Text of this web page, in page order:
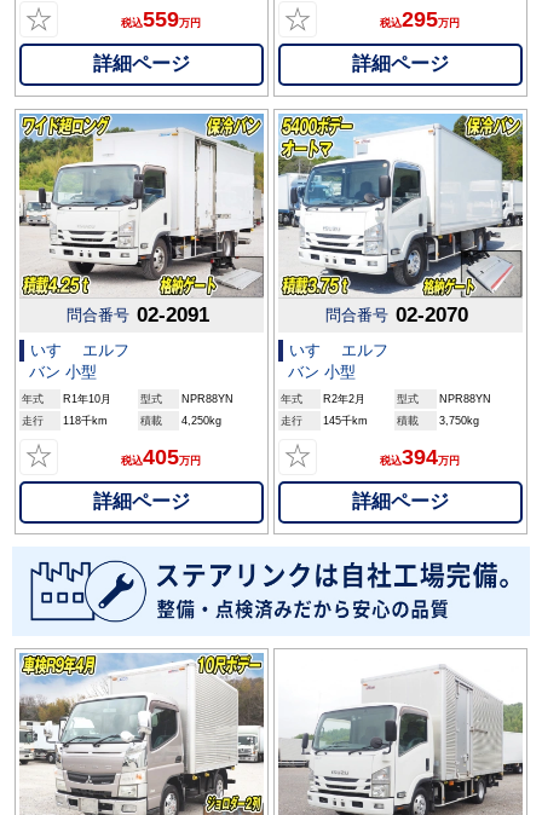
☆ 税込559万円
詳細ページ
☆ 税込295万円
詳細ページ
問合番号 02-2091
いすゞ エルフ
バン 小型
年式 R1年10月 型式
NPR88YN
走行
118千km 積載 4,250kg
☆ 税込405万円
詳細ページ
問合番号 02-2070
いすゞ エルフ
バン 小型
年式 R2年2月 型式
NPR88YN
走行
145千km 積載 3,750kg
☆ 税込394万円
詳細ページ